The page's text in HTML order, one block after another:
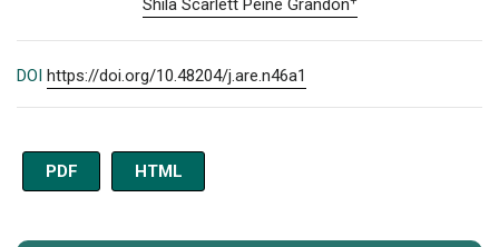
Shila Scarlett Peine Grandón
DOI https://doi.org/10.48204/j.are.n46a1
PDF HTML